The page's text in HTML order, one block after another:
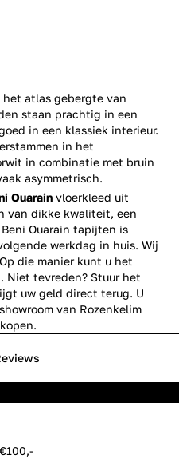
atlas gebergte van
staan prachtig in een
in een klassiek interieur.
in het
in combinatie met bruin
asymmetrisch.
Ouarain vloerkleed uit
van dikke kwaliteit, een
Ouarain tapijten is
werkdag in huis. Wij
die manier kunt u het
Niet tevreden? Stuur het
uw geld direct terug. U
van Rozenkelim